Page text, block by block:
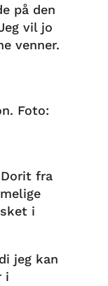
på den
vil jo
venner.
Foto:
fra
i
jeg kan
i